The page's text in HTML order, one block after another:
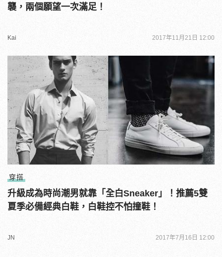
襲，兩個願望一次滿足！
Kai 2017年11月21日 12:00
穿搭
升級成為時尚潮男就靠「全白Sneaker」！推薦5雙
夏季必備經典白鞋，白鞋控不怕撞鞋！
JN 2017年7月16日 12:00